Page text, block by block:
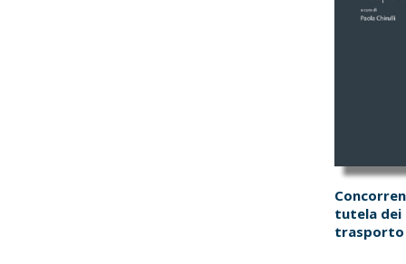
tutela